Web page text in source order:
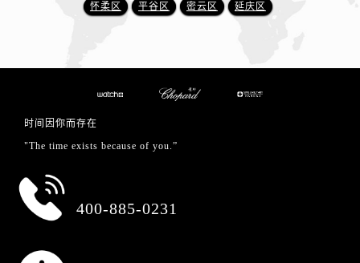
怀柔区 平谷区 密云区 延庆区
时间因你而存在
"The time exists because of you.”
400-885-0231